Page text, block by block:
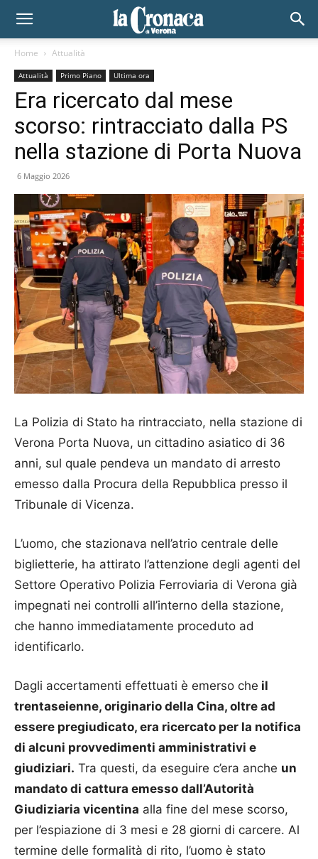
Home Attualità
Attualità Primo Piano Ultima ora
Era ricercato dal mese
scorso: rintracciato dalla PS
nella stazione di Porta Nuova
6 Maggio 2026
La Polizia di Stato ha rintracciato, nella stazione di
Verona Porta Nuova, un cittadino asiatico di 36
anni, sul quale pendeva un mandato di arresto
emesso dalla Procura della Repubblica presso il
Tribunale di Vicenza.
L’uomo, che stazionava nell’atrio centrale delle
biglietterie, ha attirato l’attenzione degli agenti del
Settore Operativo Polizia Ferroviaria di Verona già
impegnati nei controlli all’interno della stazione,
che hanno immediatamente proceduto ad
identificarlo.
Dagli accertamenti effettuati è emerso che il
trentaseienne, originario della Cina, oltre ad
essere pregiudicato, era ricercato per la notifica
di alcuni provvedimenti amministrativi e
giudiziari. Tra questi, da eseguire c’era anche un
mandato di cattura emesso dall’Autorità
Giudiziaria vicentina alla fine del mese scorso,
per l’espiazione di 3 mesi e 28 giorni di carcere. Al
termine delle formalità di rito, l’uomo è stato